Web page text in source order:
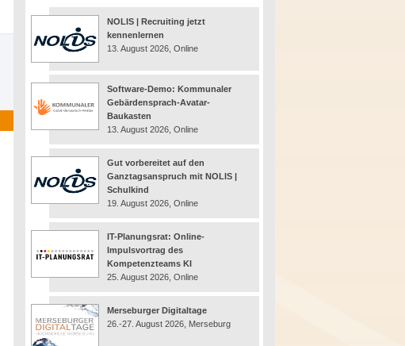
NOLIS | Recruiting jetzt
kennenlernen
13. August 2026, Online
Software-Demo: Kommunaler
Gebärdensprach-Avatar-
Baukasten
13. August 2026, Online
Gut vorbereitet auf den
Ganztagsanspruch mit NOLIS |
Schulkind
19. August 2026, Online
IT-Planungsrat: Online-
Impulsvortrag des
Kompetenzteams KI
25. August 2026, Online
Merseburger Digitaltage
26.-27. August 2026, Merseburg